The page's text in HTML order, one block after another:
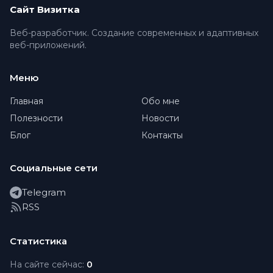
Сайт Визитка
Веб-разработчик. Создание современных и адаптивных
веб-приложений.
Меню
Главная
Обо мне
Полезности
Новости
Блог
Контакты
Социальные сети
Telegram
RSS
Статистика
На сайте сейчас: 0